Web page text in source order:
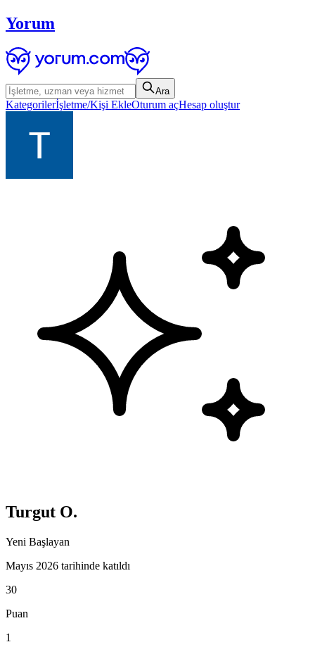
Yorum
Ara
Kategorilerİşletme/Kişi EkleOturum açHesap oluştur
Turgut O.
Yeni Başlayan
Mayıs 2026 tarihinde katıldı
30
Puan
1